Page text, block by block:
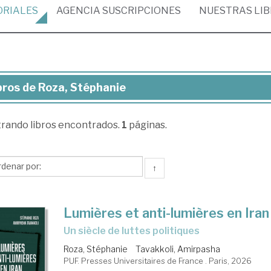
AGENCIA SUSCRIPCIONES NUESTRAS
de Roza, Stéphanie
libros encontrados. 1 páginas.
↑
Lumières et anti-lumières en Iran
Un siècle de luttes politiques
Roza, Stéphanie Tavakkoli, Amirpasha
PUF. Presses Universitaires de France . Paris, 2026